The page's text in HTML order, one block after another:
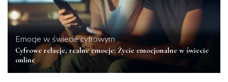
Emocje w świecie cyfrowym
Cyfrowe relacje, realne emocje: Życie emocjonalne w świecie
online